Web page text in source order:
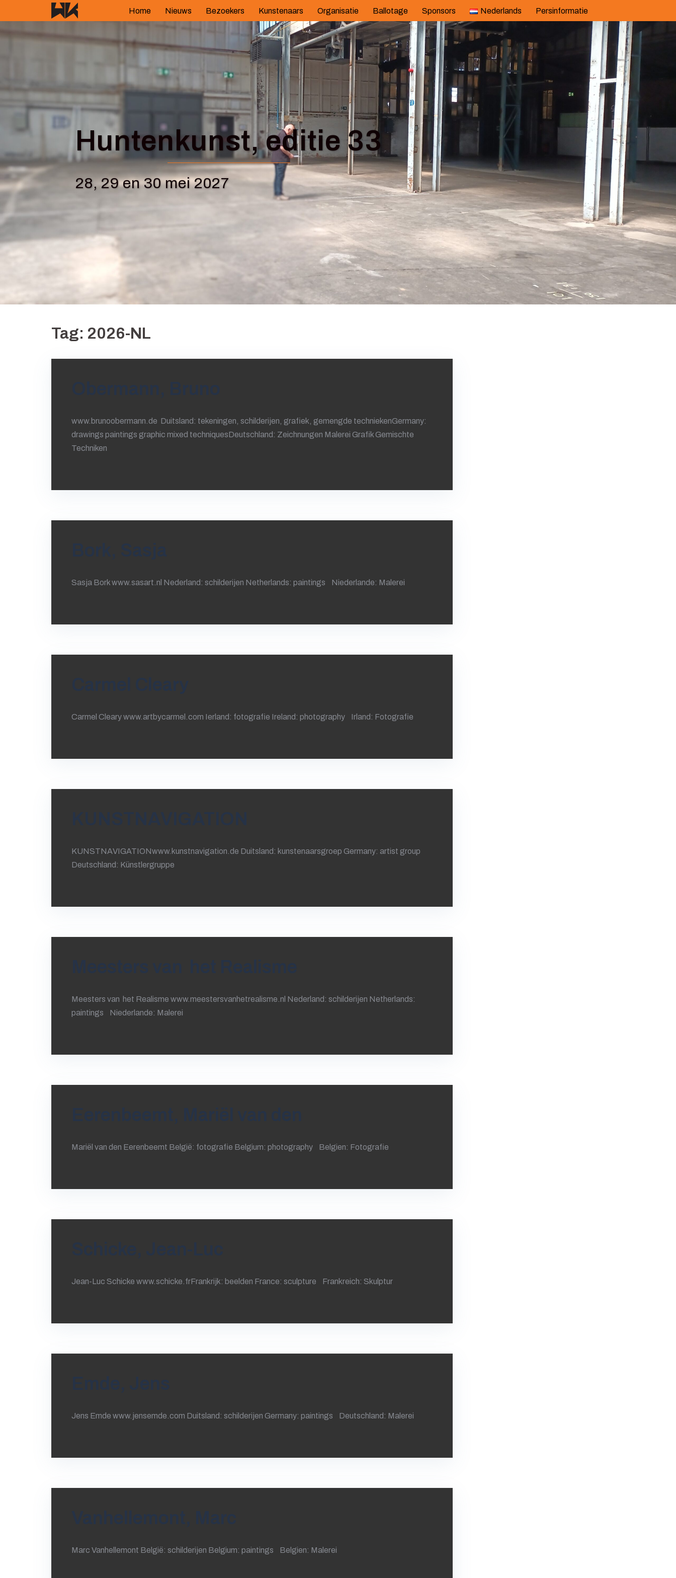
naar
Home Nieuws Bezoekers Kunstenaars Organisatie Ballotage Sponsors Nederlands Persinformatie
Huntenkunst, editie 33
28, 29 en 30 mei 2027
Tag: 2026-NL
www.brunoobermann.de Duitsland: tekeningen, schilderijen, grafiek, gemengde techniekenGermany:
drawings paintings graphic mixed techniquesDeutschland: Zeichnungen Malerei Grafik Gemischte
Techniken
Sasja Bork www.sasart.nl Nederland: schilderijen Netherlands: paintings Niederlande: Malerei
Carmel Cleary www.artbycarmel.com Ierland: fotografie Ireland: photography Irland: Fotografie
KUNSTNAVIGATIONwww.kunstnavigation.de Duitsland: kunstenaarsgroep Germany: artist group
Deutschland: Künstlergruppe
Meesters van het Realisme www.meestersvanhetrealisme.nl Nederland: schilderijen Netherlands:
paintings Niederlande: Malerei
Mariël van den Eerenbeemt België: fotografie Belgium: photography Belgien: Fotografie
Jean-Luc Schicke www.schicke.frFrankrijk: beelden France: sculpture Frankreich: Skulptur
Jens Emde www.jensemde.com Duitsland: schilderijen Germany: paintings Deutschland: Malerei
Marc Vanhellemont België: schilderijen Belgium: paintings Belgien: Malerei